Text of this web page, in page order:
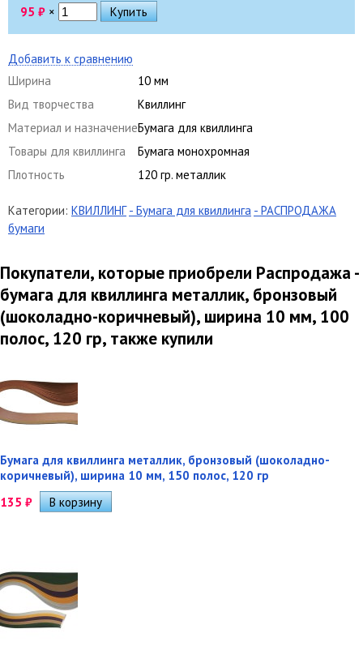
95 ₽ ×
Добавить к сравнению
Ширина
10 мм
Вид творчества
Квиллинг
Материал и назначениеБумага для квиллинга
Товары для квиллинга
Бумага монохромная
Плотность
120 гр. металлик
Категории: КВИЛЛИНГ - Бумага для квиллинга - РАСПРОДАЖА
бумаги
Покупатели, которые приобрели Распродажа -
бумага для квиллинга металлик, бронзовый
(шоколадно-коричневый), ширина 10 мм, 100
полос, 120 гр, также купили
Бумага для квиллинга металлик, бронзовый (шоколадно-
коричневый), ширина 10 мм, 150 полос, 120 гр
135 ₽